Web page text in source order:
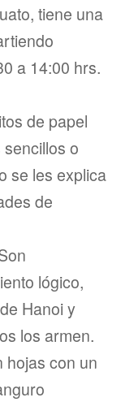
tiene una
a 14:00 hrs.
de papel
o
se les explica
de
lógico,
Hanoi y
los armen.
hojas con un